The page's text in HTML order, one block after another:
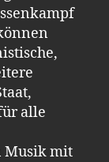
alle
Musik mit